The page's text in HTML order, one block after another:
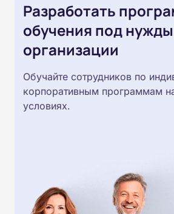
Разработать
обучения под нужды
организации
Обучайте сотрудников по
корпоративным программам
условиях.